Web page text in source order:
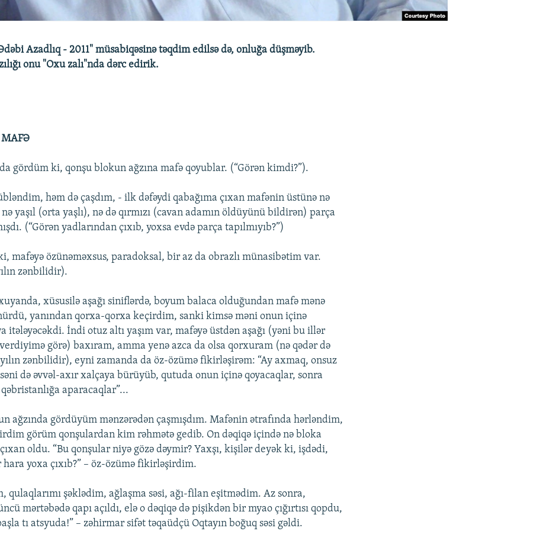
Azadlıq - 2011" müsabiqəsinə təqdim edilsə də, onluğa düşməyib.
onu "Oxu zalı"nda dərc edirik.
MAFƏ
gördüm ki, qonşu blokun ağzına mafə qoyublar. (“Görən kimdi?”).
həm də çaşdım, - ilk dəfəydi qabağıma çıxan mafənin üstünə nə
yaşıl (orta yaşlı), nə də qırmızı (cavan adamın öldüyünü bildirən) parça
(“Görən yadlarından çıxıb, yoxsa evdə parça tapılmıyıb?”)
mafəyə özünəməxsus, paradoksal, bir az da obrazlı münasibətim var.
zənbilidir).
xüsusilə aşağı siniflərdə, boyum balaca olduğundan mafə mənə
yanından qorxa-qorxa keçirdim, sanki kimsə məni onun içinə
itələyəcəkdi. İndi otuz altı yaşım var, mafəyə üstdən aşağı (yəni bu illər
görə) baxıram, amma yenə azca da olsa qorxuram (nə qədər də
zənbilidir), eyni zamanda da öz-özümə fikirləşirəm: “Ay axmaq, onsuz
də əvvəl-axır xalçaya bürüyüb, qutuda onun içinə qoyacaqlar, sonra
aparacaqlar”...
ağzında gördüyüm mənzərədən çaşmışdım. Mafənin ətrafında hərləndim,
görüm qonşulardan kim rəhmətə gedib. On dəqiqə içində nə bloka
oldu. “Bu qonşular niyə gözə dəymir? Yaxşı, kişilər deyək ki, işdədi,
hara yoxa çıxıb?” – öz-özümə fikirləşirdim.
qulaqlarımı şəklədim, ağlaşma səsi, ağı-filan eşitmədim. Az sonra,
mərtəbədə qapı açıldı, elə o dəqiqə də pişikdən bir myao çığırtısı qopdu,
tı atsyuda!” – zəhirmar sifət təqaüdçü Oqtayın boğuq səsi gəldi.